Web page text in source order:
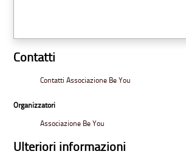
Contatti
Contatti Associazione Be You
Organizzatori
Associazione Be You
Ulteriori informazioni